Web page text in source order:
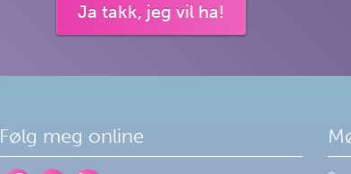
Ja takk, jeg vil ha!
Følg meg online